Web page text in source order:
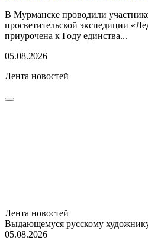
В Мурманске проводили
просветительской экспедиции
приурочена к Году единства...
05.08.2026
Лента новостей
Лента новостей
Выдающемуся русскому
05.08.2026